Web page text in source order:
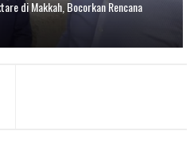
di Makkah, Bocorkan Rencana